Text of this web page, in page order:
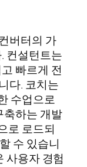
버터의 가
컨설턴트는
빠르게 전
다. 코치는
수업으로
축하는 개발
로 로드되
수 있습니
사용자 경험